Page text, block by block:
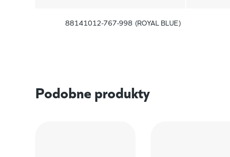
88141012-767-998 (ROYAL BLUE)
Podobne produkty